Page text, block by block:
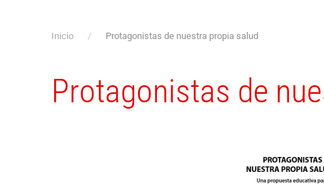
Inicio Protagonistas de nuestra propia salud
Protagonistas de